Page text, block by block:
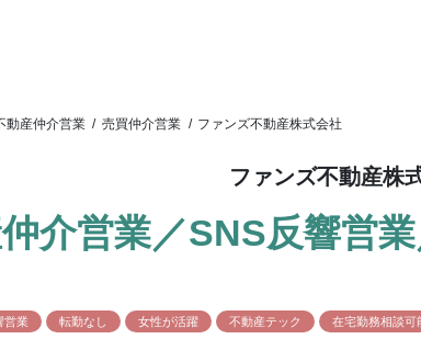
動産仲介営業 / 売買仲介営業 / ファンズ不動産株式会社
ファンズ不動産株
仲介営業／SNS反響営
営業 転勤なし 女性が活躍 不動産テック 在宅勤務相談可